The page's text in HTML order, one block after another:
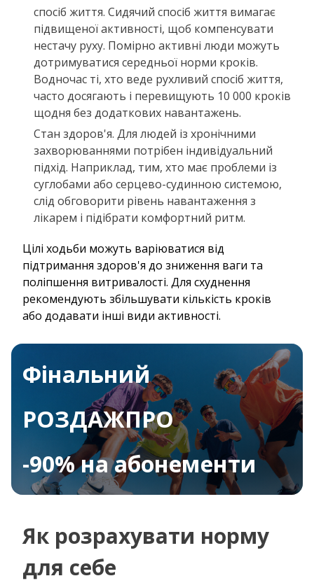
спосіб життя. Сидячий спосіб життя вимагає
підвищеної активності, щоб компенсувати
нестачу руху. Помірно активні люди можуть
дотримуватися середньої норми кроків.
Водночас ті, хто веде рухливий спосіб життя,
часто досягають і перевищують 10 000 кроків
щодня без додаткових навантажень.
Стан здоров'я. Для людей із хронічними
захворюваннями потрібен індивідуальний
підхід. Наприклад, тим, хто має проблеми із
суглобами або серцево-судинною системою,
слід обговорити рівень навантаження з
лікарем і підібрати комфортний ритм.
Цілі ходьби можуть варіюватися від
підтримання здоров'я до зниження ваги та
поліпшення витривалості. Для схуднення
рекомендують збільшувати кількість кроків
або додавати інші види активності.
Фінальний
РОЗДАЖПРО
-90% на абонементи
Як розрахувати норму
для себе